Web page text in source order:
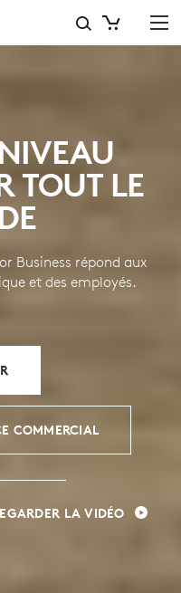
TOUT LE
Business répond aux
et des employés.
COMMERCIAL
LA VIDÉO